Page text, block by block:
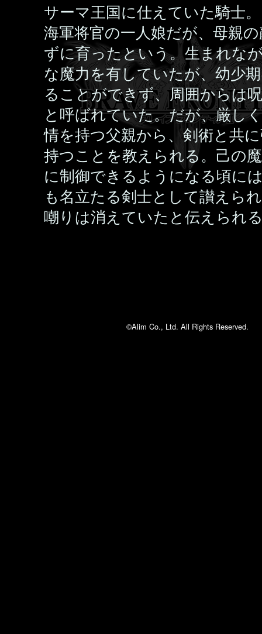
サーマ王国に仕えていた騎士。
海軍将官の一人娘だが、母親
ずに育ったという。生まれな
な魔力を有していたが、幼少
ることができず、周囲からは
と呼ばれていた。だが、厳し
情を持つ父親から、剣術と共
持つことを教えられる。己の
に制御できるようになる頃に
も名立たる剣士として讃えら
嘲りは消えていたと伝えられ
©Alim Co., Ltd. All Rights Reserved.